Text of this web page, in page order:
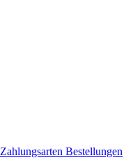
Zahlungsarten Bestellungen